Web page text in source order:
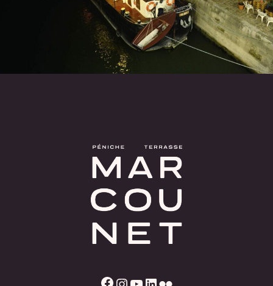
Facebook Instagram YouTube